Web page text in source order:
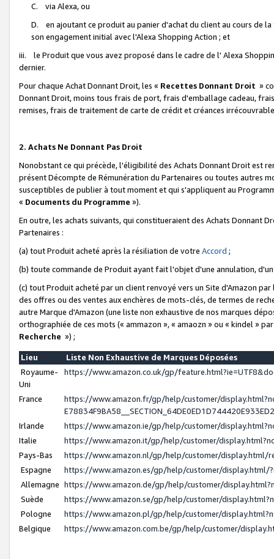
C. via Alexa, ou
D. en ajoutant ce produit au panier d'achat du client au cours de
son engagement initial avec l'Alexa Shopping Action ; et
iii. le Produit que vous avez proposé dans le cadre de l' Alexa
dernier.
Pour chaque Achat Donnant Droit, les « Recettes Donnant Droit »
Donnant Droit, moins tous frais de port, frais d'emballage cadeau,
remises, frais de traitement de carte de crédit et créances
2. Achats Ne Donnant Pas Droit
Nonobstant ce qui précède, l'éligibilité des Achats Donnant Droit est
présent Décompte de Rémunération du Partenaires ou toutes autres
susceptibles de publier à tout moment et qui s'appliquent au
« Documents du Programme »).
En outre, les achats suivants, qui constitueraient des Achats Donnant
Partenaires :
(a) tout Produit acheté après la résiliation de votre Accord ;
(b) toute commande de Produit ayant fait l'objet d'une annulation,
(c) tout Produit acheté par un client renvoyé vers un Site d'Amazon
des offres ou des ventes aux enchères de mots-clés, de termes de
autre Marque d'Amazon (une liste non exhaustive de nos marques
orthographiée de ces mots (« ammazon », « amaozn » ou « kindel »
Recherche ») ;
Lieu
Liste Non Exhaustive de Marques Déposées
Royaume-
Uni
https://www.amazon.co.uk/gp/
France
https://www.amazon.fr/gp/help/customer/
Irlande
https://www.amazon.ie/gp/help/customer/
Italie
https://www.amazon.it/gp/help/customer/
Pays-Bas
https://www.amazon.nl/gp/help/customer/display.html/
Espagne
https://www.amazon.es/gp/help/customer/display.html/
Allemagne https://www.amazon.de/gp/help/customer/
Suède
https://www.amazon.se/gp/help/customer/
Pologne
https://www.amazon.pl/gp/help/customer/
Belgique
https://www.amazon.com.be/gp/help/customer/